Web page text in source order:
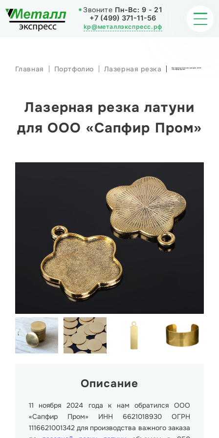
Звоните Пн-Вс: 9 - 21
+7 (499) 371-11-56
kp@металлэкспресс.рф
ОБРАБОТКА МЕТАЛЛА
ИЗДЕЛИЯ
НАШИ РАБОТЫ
Главная Портфолио Лазерная резка Лазерная резка латуни для ООО
«Сапфир Пром»
Лазерная резка латуни
для ООО «Сапфир Пром»
Описание
11 ноября 2024 года к нам обратился ООО
«Сапфир Пром» ИНН 6621018930 ОГРН
1116621001342 для производства важного заказа